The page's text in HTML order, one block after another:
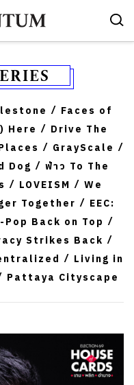
/
Faces of
Here /
Drive The
/ GrayScale /
Dog / ฟ่าว To The
/ LOVEISM / We
Together /
EEC:
Pop Back on Top /
Strikes Back /
/
Living in
Pattaya Cityscape